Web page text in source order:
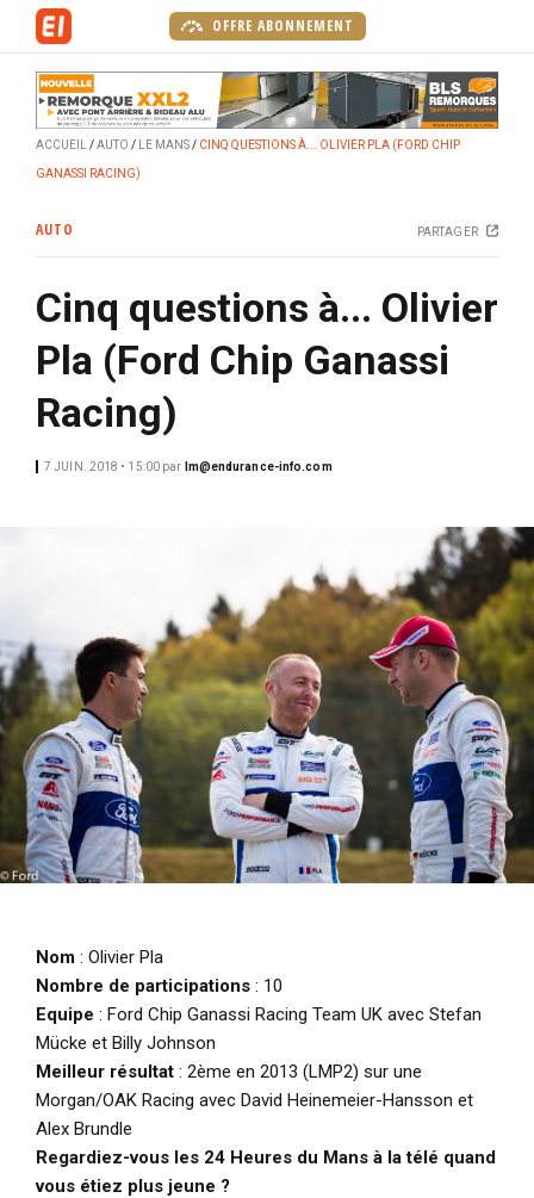
l
OFFRE ABONNEMENT
ACCUEIL AUTO LE MANS CINQ QUESTIONS À... OLIVIER PLA (FORD CHIP
GANASSI RACING)
AUTO PARTAGER
Cinq questions à... Olivier
Pla (Ford Chip Ganassi
Racing)
7 JUIN. 2018 • 15:00 par lm@endurance-info.com
Nom : Olivier Pla
Nombre de participations : 10
Equipe : Ford Chip Ganassi Racing Team UK avec Stefan
Mücke et Billy Johnson
Meilleur résultat : 2ème en 2013 (LMP2) sur une
Morgan/OAK Racing avec David Heinemeier-Hansson et
Alex Brundle
Regardiez-vous les 24 Heures du Mans à la télé quand
vous étiez plus jeune ?